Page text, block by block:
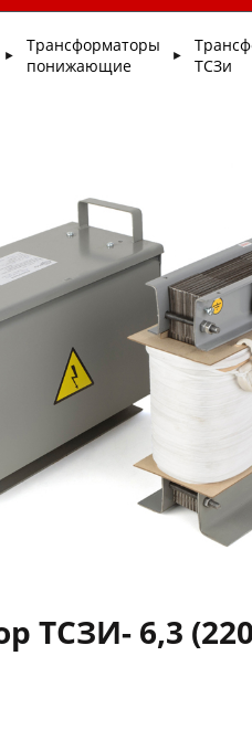
►
Трансформаторы
понижающие
►
ТСЗи
ТСЗИ- 6,3